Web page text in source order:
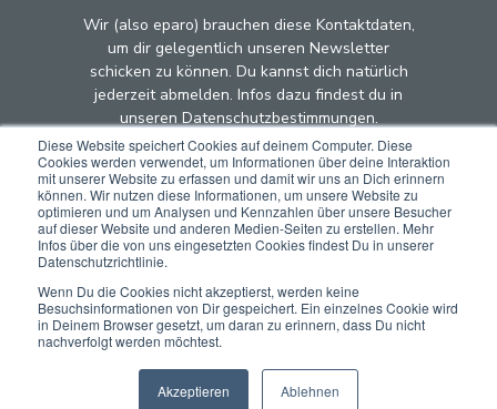
Diese Website speichert Cookies auf deinem Computer. Diese
Cookies werden verwendet, um Informationen über deine Interaktion
mit unserer Website zu erfassen und damit wir uns an Dich erinnern
können. Wir nutzen diese Informationen, um unsere Website zu
optimieren und um Analysen und Kennzahlen über unsere Besucher
auf dieser Website und anderen Medien-Seiten zu erstellen. Mehr
Infos über die von uns eingesetzten Cookies findest Du in unserer
Datenschutzrichtlinie.
Wenn Du die Cookies nicht akzeptierst, werden keine
Besuchsinformationen von Dir gespeichert. Ein einzelnes Cookie wird
in Deinem Browser gesetzt, um daran zu erinnern, dass Du nicht
nachverfolgt werden möchtest.
Akzeptieren Ablehnen
Wir (also eparo) brauchen diese Kontaktdaten,
um dir gelegentlich unseren Newsletter
schicken zu können. Du kannst dich natürlich
jederzeit abmelden. Infos dazu findest du in
unseren Datenschutzbestimmungen.
Mit dem Klick auf "Abschicken" stimmst du zu,
dass wir (also eparo) deine Kontaktdaten zu
diesem Zweck speichern und verarbeiten.